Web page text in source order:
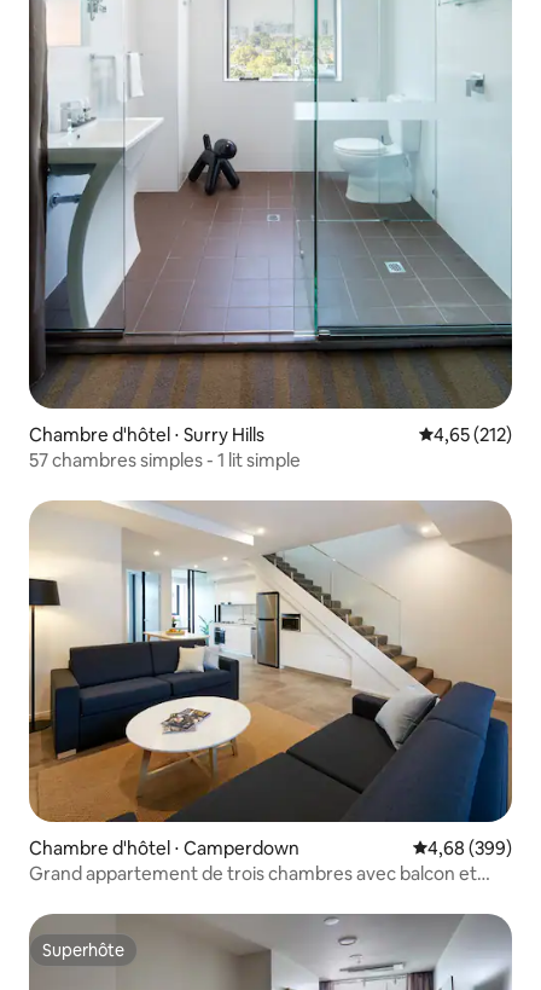
Chambre d'hôtel ⋅ Surry Hills Évaluation
4,65 (212)
57 chambres simples - 1 lit simple
Chambre d'hôtel ⋅ Camperdown Évaluation
4,68 (399)
Grand appartement de trois chambres avec balcon et
Superhôte
Superhôte